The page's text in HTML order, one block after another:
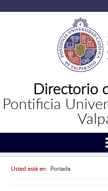
Directorio
Pontificia
Usted está en: Portada